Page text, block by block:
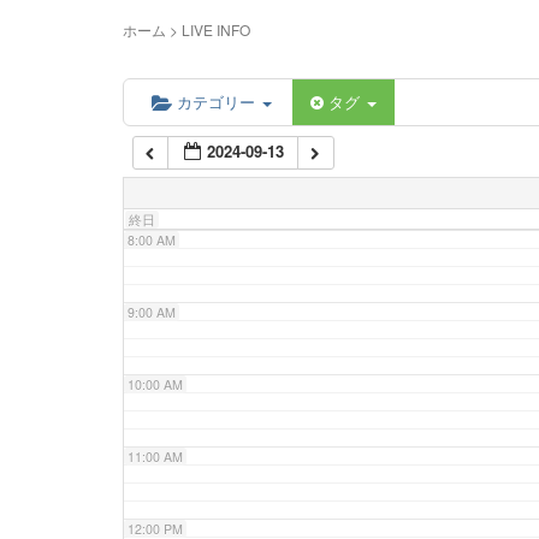
ホーム > LIVE INFO
カテゴリー タグ
2024-09-13
終日
5:00 AM
6:00 AM
7:00 AM
8:00 AM
9:00 AM
10:00 AM
11:00 AM
12:00 PM